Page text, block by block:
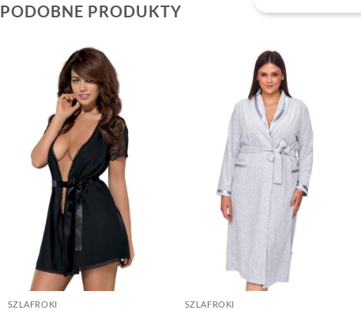
PODOBNE PRODUKTY
SZLAFROKI SZLAFROKI